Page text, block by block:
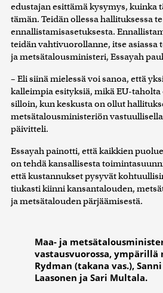
edustajan esittämä kysymys, kuinka
tämän. Teidän ollessa hallituksessa
ennallistamisasetuksesta.
teidän vahtivuorollanne, itse asiassa
ja metsätalousministeri, Essayah
– Eli siinä mielessä voi sanoa, että
kalleimpia esityksiä, mikä EU-
silloin, kun keskusta on ollut
metsätalousministeriön
päivitteli.
Essayah painotti, että kaikkien
on tehdä kansallisesta
että kustannukset pysyvät
tiukasti kiinni kansantalouden,
ja metsätalouden pärjäämisestä.
Maa- ja
vastausvuorossa,
Rydman (takana vas.),
Laasonen ja Sari Multala.